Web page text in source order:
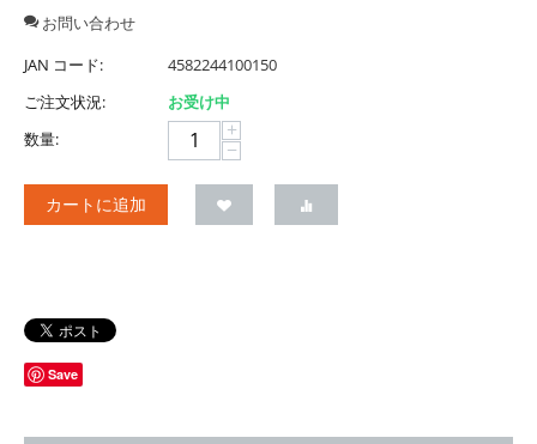
お問い合わせ
JAN コード:
4582244100150
ご注文状況:
お受け中
数量:
+
−
カートに追加
Save